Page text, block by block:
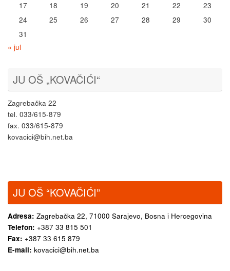
17
18 19 20 21 22
23
24
25 26 27 28 29
30
31
« jul
JU OŠ „KOVAČIĆI“
Zagrebačka 22
tel. 033/615-879
fax. 033/615-879
kovacici@bih.net.ba
JU OŠ “KOVAČIĆI”
Adresa: Zagrebačka 22, 71000 Sarajevo, Bosna i Hercegovina
Telefon: +387 33 815 501
Fax: +387 33 615 879
E-mail: kovacici@bih.net.ba